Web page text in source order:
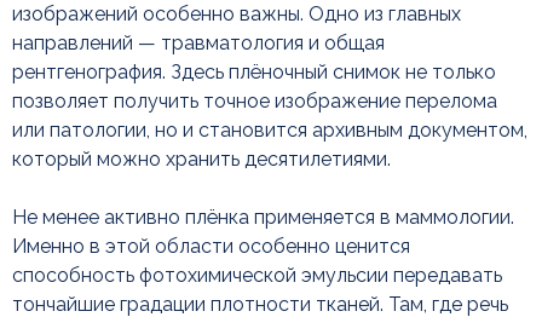
изображений особенно важны. Одно из главных
направлений — травматология и общая
рентгенография. Здесь плёночный снимок не только
позволяет получить точное изображение перелома
или патологии, но и становится архивным документом,
который можно хранить десятилетиями.
Не менее активно плёнка применяется в маммологии.
Именно в этой области особенно ценится
способность фотохимической эмульсии передавать
тончайшие градации плотности тканей. Там, где речь
Основные типы
рентгенплёнки и форматы:
как выбрать нужный